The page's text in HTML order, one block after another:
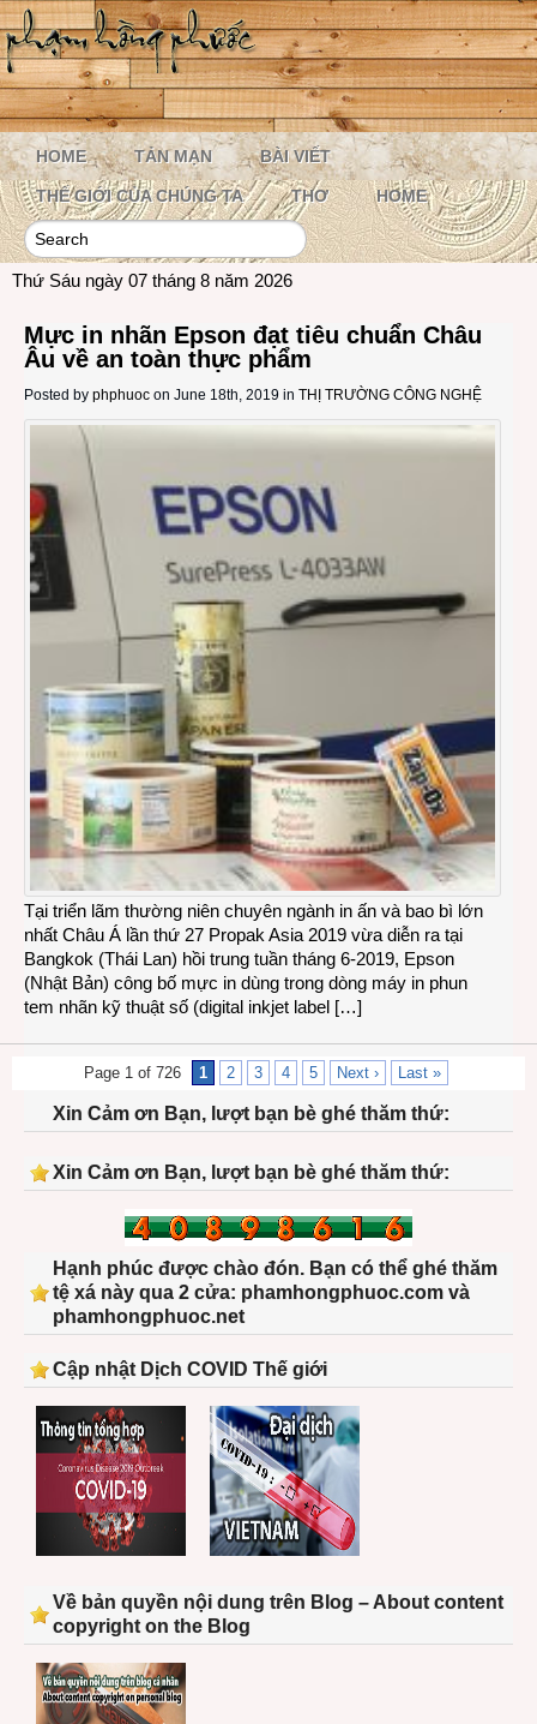
HOME TẢN MẠN BÀI VIẾT
THẾ GIỚI CỦA CHÚNG TA THƠ HOME
Thứ Sáu ngày 07 tháng 8 năm 2026
Mực in nhãn Epson đạt tiêu chuẩn Châu
Âu về an toàn thực phẩm
Posted by phphuoc on June 18th, 2019 in THỊ TRƯỜNG CÔNG NGHỆ
Tại triển lãm thường niên chuyên ngành in ấn và bao bì lớn
nhất Châu Á lần thứ 27 Propak Asia 2019 vừa diễn ra tại
Bangkok (Thái Lan) hồi trung tuần tháng 6-2019, Epson
(Nhật Bản) công bố mực in dùng trong dòng máy in phun
tem nhãn kỹ thuật số (digital inkjet label […]
Page 1 of 726 1 2 3 4 5 Next › Last »
Xin Cảm ơn Bạn, lượt bạn bè ghé thăm thứ:
Xin Cảm ơn Bạn, lượt bạn bè ghé thăm thứ:
Hạnh phúc được chào đón. Bạn có thể ghé thăm
tệ xá này qua 2 cửa: phamhongphuoc.com và
phamhongphuoc.net
Cập nhật Dịch COVID Thế giới
Về bản quyền nội dung trên Blog – About content
copyright on the Blog